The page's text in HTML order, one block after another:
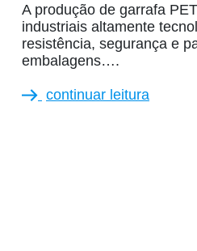
A produção de garrafa
industriais altamente
resistência, segurança e
embalagens….
continuar leitura